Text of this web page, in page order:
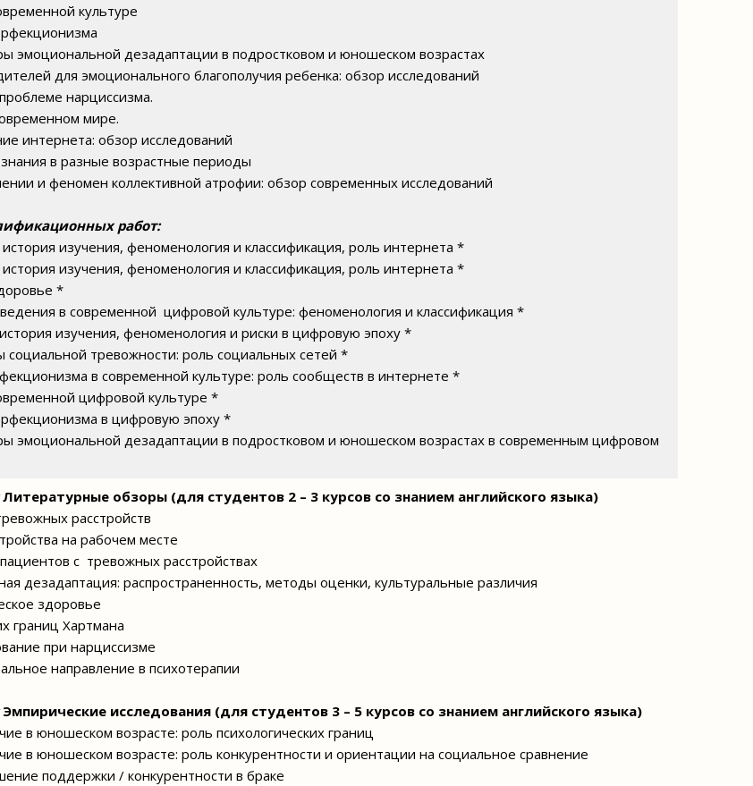
культуре
эмоциональной дезадаптации в подростковом и юношеском возрастах
для эмоционального благополучия ребенка: обзор исследований
нарциссизма.
мире.
интернета: обзор исследований
в разные возрастные периоды
и феномен коллективной атрофии: обзор современных исследований
работ:
изучения, феноменология и классификация, роль интернета *
изучения, феноменология и классификация, роль интернета *
*
в современной цифровой культуре: феноменология и классификация *
изучения, феноменология и риски в цифровую эпоху *
тревожности: роль социальных сетей *
в современной культуре: роль сообществ в интернете *
цифровой культуре *
в цифровую эпоху *
эмоциональной дезадаптации в подростковом и юношеском возрастах в современным цифровом
Литературные обзоры (для студентов 2 – 3 курсов со знанием английского языка)
расстройств
на рабочем месте
с тревожных расстройствах
дезадаптация: распространенность, методы оценки, культуральные различия
здоровье
границ Хартмана
при нарциссизме
направление в психотерапии
Эмпирические исследования (для студентов 3 – 5 курсов со знанием английского языка)
в юношеском возрасте: роль психологических границ
в юношеском возрасте: роль конкурентности и ориентации на социальное сравнение
поддержки / конкурентности в браке